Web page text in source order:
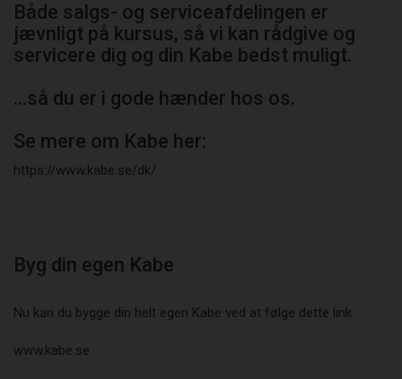
Både salgs- og serviceafdelingen er
jævnligt på kursus, så vi kan rådgive og
servicere dig og din Kabe bedst muligt.
...så du er i gode hænder hos os.
Se mere om Kabe her:
https://www.kabe.se/dk/
Byg din egen Kabe
Nu kan du bygge din helt egen Kabe ved at følge dette link:
www.kabe.se